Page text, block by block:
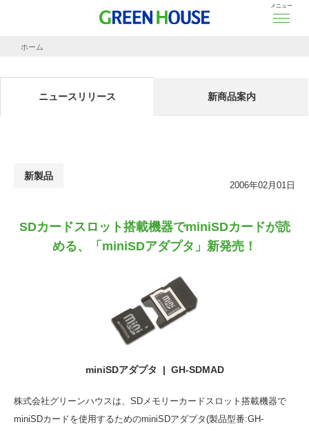
メニュー
ホーム
ニュースリリース 新商品案内
新製品
2006年02月01日
SDカードスロット搭載機器でminiSDカードが読
める、「miniSDアダプタ」新発売！
miniSDアダプタ | GH-SDMAD
株式会社グリーンハウスは、SDメモリーカードスロット搭載機器で
miniSDカードを使用するためのminiSDアダプタ(製品型番:GH-